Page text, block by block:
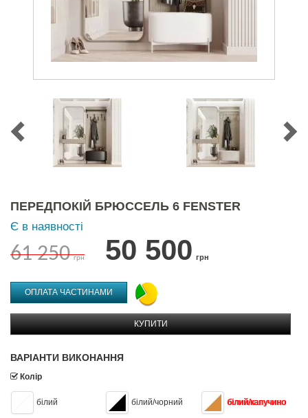
ПЕРЕДПОКІЙ БРЮССЕЛЬ 6 FENSTER
Є в наявності
61 250 грн 50 500 грн
ОПЛАТА ЧАСТИНАМИ
КУПИТИ
ВАРІАНТИ ВИКОНАННЯ
Колір
білий білий/чорний білий/капучино